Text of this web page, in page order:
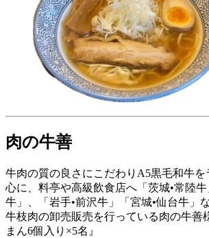
肉の牛善
牛肉の質の良さにこだわりA5黒毛和牛を
心に、料亭や高級飲食店へ「茨城•常陸
牛」、「岩手•前沢牛」「宮城•仙台牛」
牛枝肉の卸売販売を行っている肉の牛善
まん6個入り×5名』